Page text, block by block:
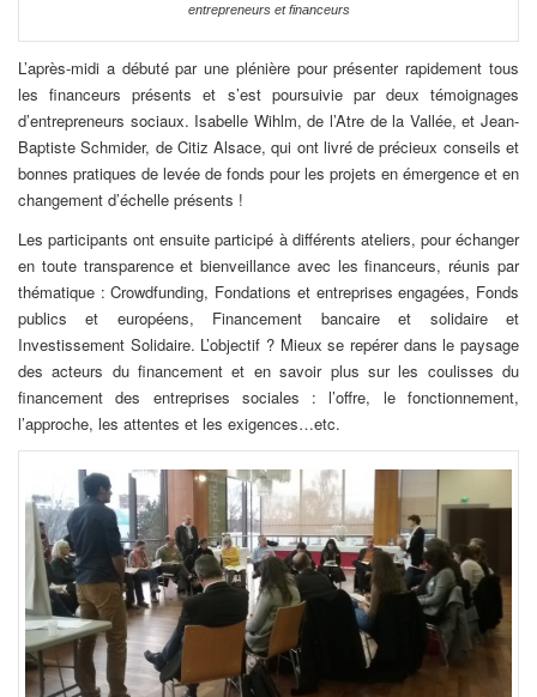
entrepreneurs et financeurs
L’après-midi a débuté par une plénière pour présenter rapidement tous
les financeurs présents et s’est poursuivie par deux témoignages
d’entrepreneurs sociaux. Isabelle Wihlm, de l’Atre de la Vallée, et Jean-
Baptiste Schmider, de Citiz Alsace, qui ont livré de précieux conseils et
bonnes pratiques de levée de fonds pour les projets en émergence et en
changement d’échelle présents !
Les participants ont ensuite participé à différents ateliers, pour échanger
en toute transparence et bienveillance avec les financeurs, réunis par
thématique : Crowdfunding, Fondations et entreprises engagées, Fonds
publics et européens, Financement bancaire et solidaire et
Investissement Solidaire. L’objectif ? Mieux se repérer dans le paysage
des acteurs du financement et en savoir plus sur les coulisses du
financement des entreprises sociales : l’offre, le fonctionnement,
l’approche, les attentes et les exigences…etc.